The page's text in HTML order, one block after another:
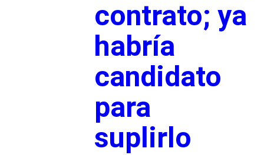
contrato; ya
habría
candidato
para
suplirlo